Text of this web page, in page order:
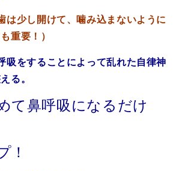
は少し開けて、噛み込まないように
重要！）
吸をすることによって乱れた自律神
る。
て鼻呼吸になるだけ
！